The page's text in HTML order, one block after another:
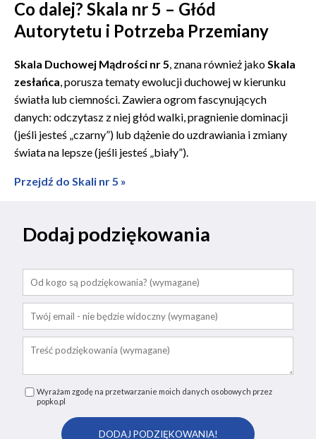
Co dalej? Skala nr 5 – Głód
Autorytetu i Potrzeba Przemiany
Skala Duchowej Mądrości nr 5, znana również jakoSkala
zesłańca, porusza tematy ewolucji duchowej w kierunku
światła lub ciemności. Zawiera ogrom fascynujących
danych: odczytasz z niej głód walki, pragnienie dominacji
(jeśli jesteś „czarny”) lub dążenie do uzdrawiania i zmiany
świata na lepsze (jeśli jesteś „biały”).
Przejdź do Skali nr 5 »
Dodaj podziękowania
Wyrażam zgodę na przetwarzanie moich danych osobowych przez
popko.pl